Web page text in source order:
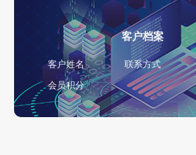
客户档案
客户姓名 联系方式
会员积分